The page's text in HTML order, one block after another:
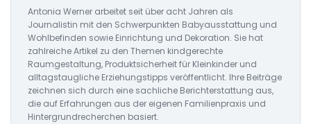
Antonia Werner arbeitet seit über acht Jahren als
Journalistin mit den Schwerpunkten Babyausstattung und
Wohlbefinden sowie Einrichtung und Dekoration. Sie hat
zahlreiche Artikel zu den Themen kindgerechte
Raumgestaltung, Produktsicherheit für Kleinkinder und
alltagstaugliche Erziehungstipps veröffentlicht. Ihre Beiträge
zeichnen sich durch eine sachliche Berichterstattung aus,
die auf Erfahrungen aus der eigenen Familienpraxis und
Hintergrundrecherchen basiert.